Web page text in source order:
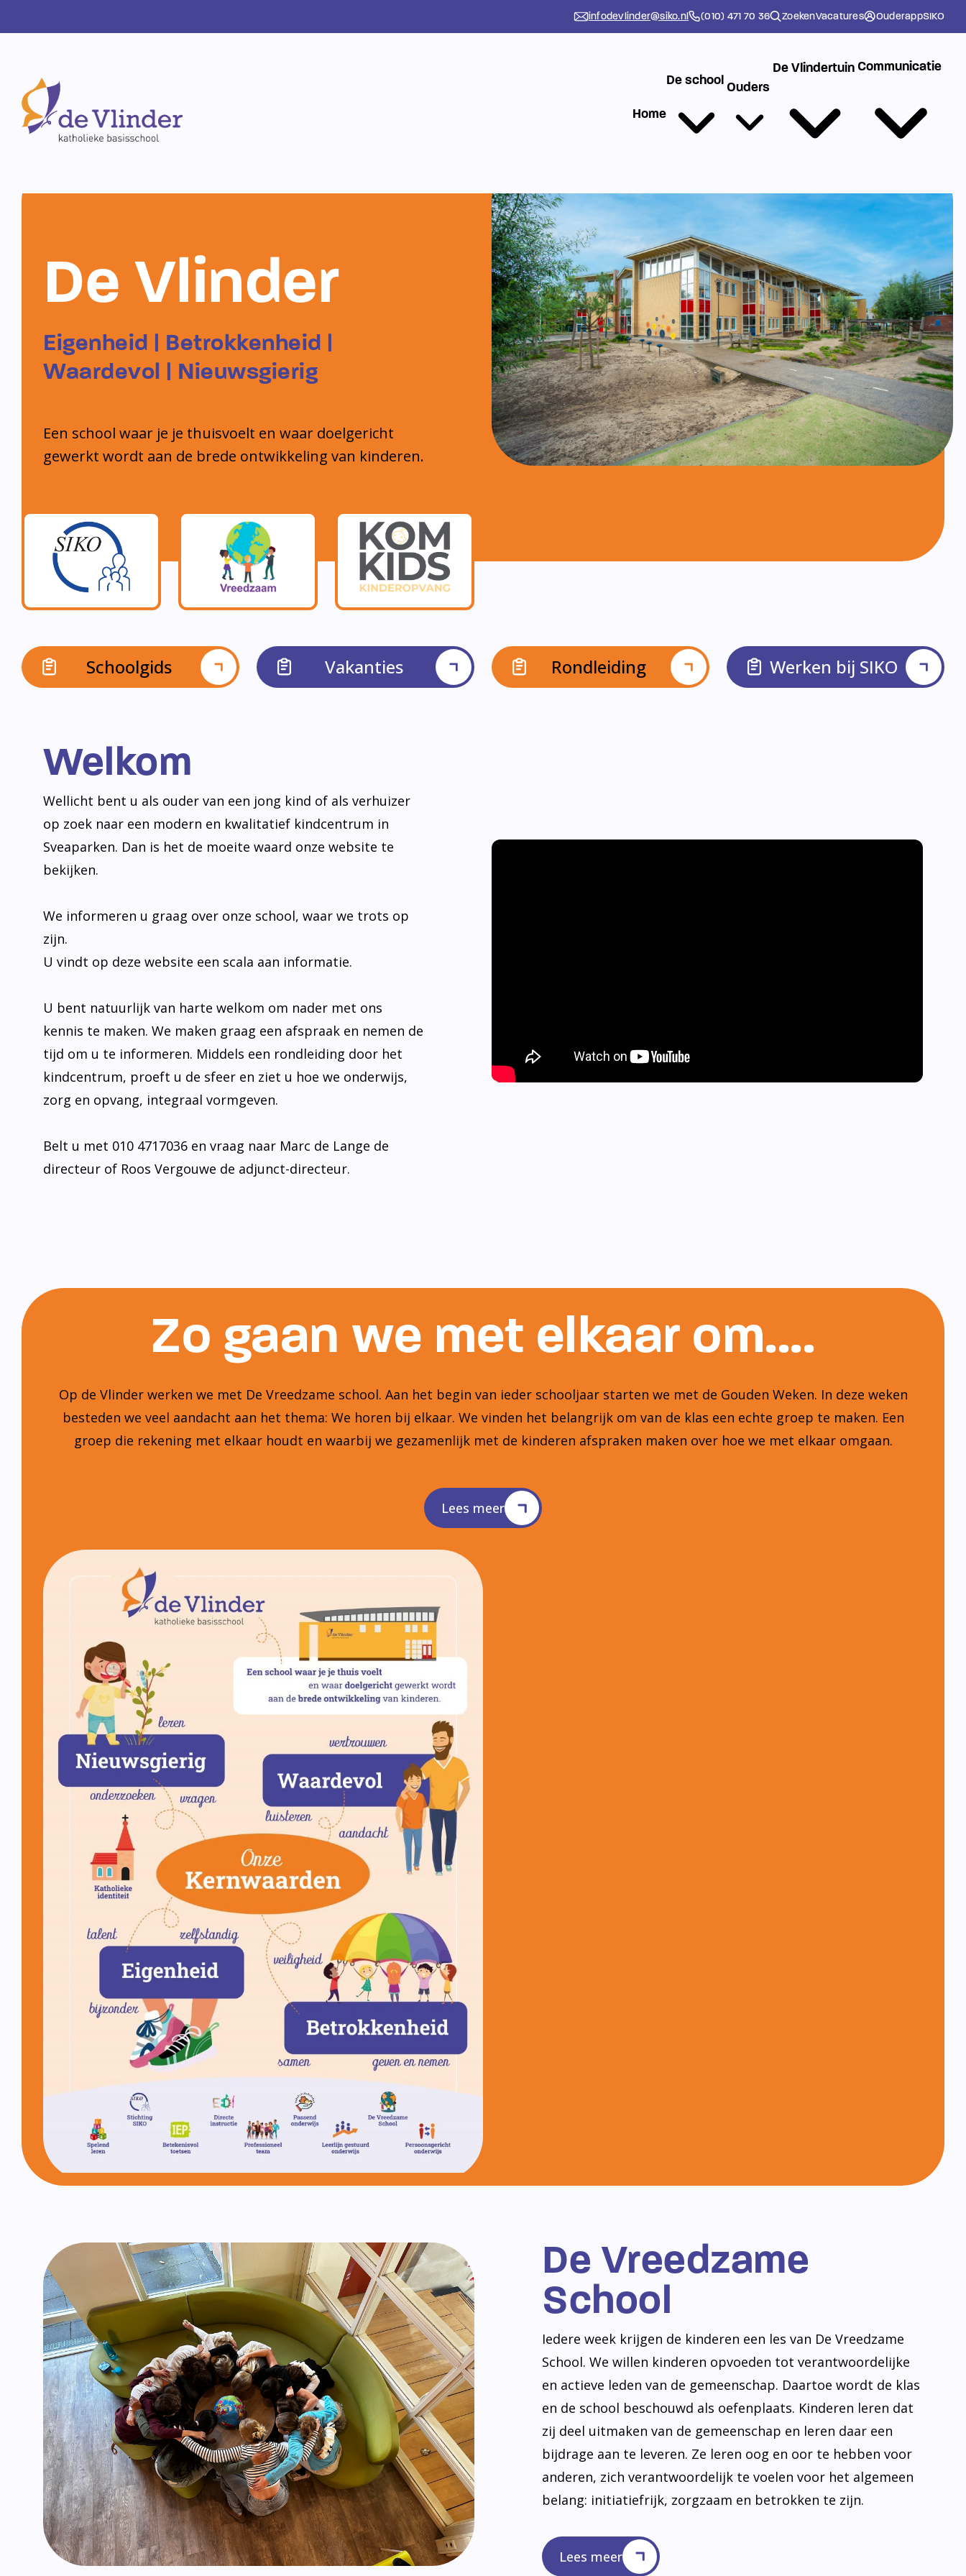
infodevlinder@siko.nl (010) 471 70 36 ZoekenVacatures OuderappSIKO
Home
De school Ouders
De Vlindertuin Communicatie
De Vlinder
Eigenheid | Betrokkenheid |
Waardevol | Nieuwsgierig
Een school waar je je thuisvoelt en waar doelgericht
gewerkt wordt aan de brede ontwikkeling van kinderen.
Schoolgids Vakanties Rondleiding Werken bij SIKO
Welkom
Wellicht bent u als ouder van een jong kind of als verhuizer
op zoek naar een modern en kwalitatief kindcentrum in
Sveaparken. Dan is het de moeite waard onze website te
bekijken.
We informeren u graag over onze school, waar we trots op
zijn.
U vindt op deze website een scala aan informatie.
U bent natuurlijk van harte welkom om nader met ons
kennis te maken. We maken graag een afspraak en nemen de
tijd om u te informeren. Middels een rondleiding door het
kindcentrum, proeft u de sfeer en ziet u hoe we onderwijs,
zorg en opvang, integraal vormgeven.
Belt u met 010 4717036 en vraag naar Marc de Lange de
directeur of Roos Vergouwe de adjunct-directeur.
Zo gaan we met elkaar om....
Op de Vlinder werken we met De Vreedzame school. Aan het begin van ieder schooljaar starten we met de Gouden Weken. In deze weken
besteden we veel aandacht aan het thema: We horen bij elkaar. We vinden het belangrijk om van de klas een echte groep te maken. Een
groep die rekening met elkaar houdt en waarbij we gezamenlijk met de kinderen afspraken maken over hoe we met elkaar omgaan.
Lees meer
De Vreedzame
School
Iedere week krijgen de kinderen een les van De Vreedzame
School. We willen kinderen opvoeden tot verantwoordelijke
en actieve leden van de gemeenschap. Daartoe wordt de klas
en de school beschouwd als oefenplaats. Kinderen leren dat
zij deel uitmaken van de gemeenschap en leren daar een
bijdrage aan te leveren. Ze leren oog en oor te hebben voor
anderen, zich verantwoordelijk te voelen voor het algemeen
belang: initiatiefrijk, zorgzaam en betrokken te zijn.
Lees meer